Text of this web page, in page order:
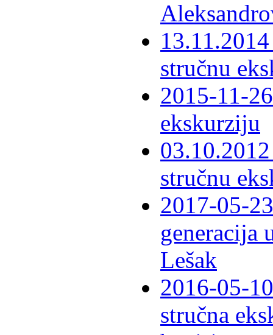
stručnu
2015-11-
ekskurziju
stručnu
2017-05-
generacija
Lešak
2016-05-
stručna